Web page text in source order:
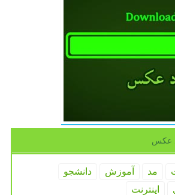
عكس
مد آموزش
دانشجو
اینترنت